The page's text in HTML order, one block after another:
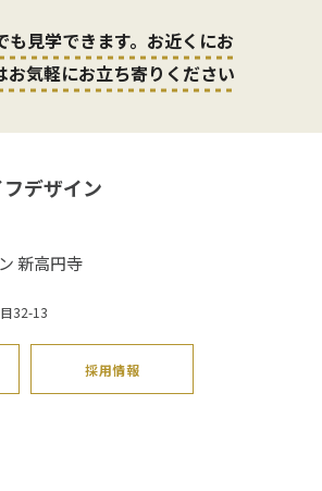
も見学できます。お近くにお
お気軽にお立ち寄りください
デザイン
新高円寺
32-13
採用情報